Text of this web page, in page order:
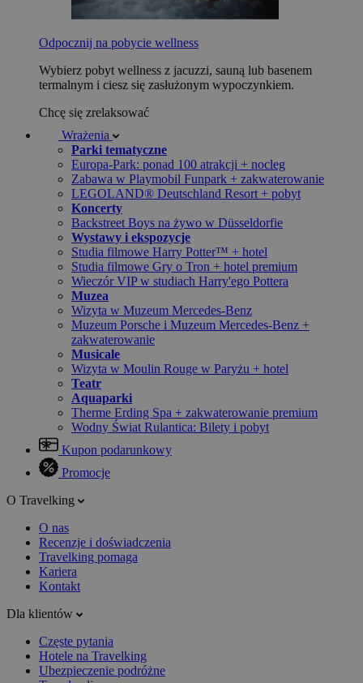
Odpocznij na pobycie wellness
Wybierz pobyt wellness z jacuzzi, sauną lub basenem
termalnym i ciesz się zasłużonym wypoczynkiem.
Chcę się zrelaksować
Wrażenia
Parki tematyczne
Europa-Park: ponad 100 atrakcji + nocleg
Zabawa w Playmobil Funpark + zakwaterowanie
LEGOLAND® Deutschland Resort + pobyt
Koncerty
Backstreet Boys na żywo w Düsseldorfie
Wystawy i ekspozycje
Studia filmowe Harry Potter™ + hotel
Studia filmowe Gry o Tron + hotel premium
Wieczór VIP w studiach Harry'ego Pottera
Muzea
Wizyta w Muzeum Mercedes-Benz
Muzeum Porsche i Muzeum Mercedes-Benz +
zakwaterowanie
Musicale
Wizyta w Moulin Rouge w Paryżu + hotel
Teatr
Aquaparki
Therme Erding Spa + zakwaterowanie premium
Wodny Świat Rulantica: Bilety i pobyt
Kupon podarunkowy
Promocje
O Travelking
O nas
Recenzje i doświadczenia
Travelking pomaga
Kariera
Kontakt
Dla klientów
Częste pytania
Hotele na Travelking
Ubezpieczenie podróżne